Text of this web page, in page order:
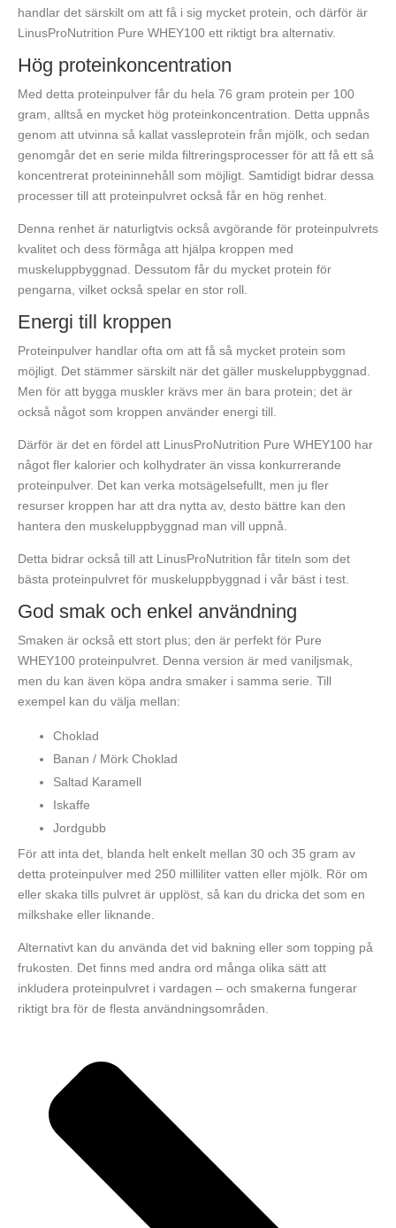
handlar det särskilt om att få i sig mycket protein, och därför är
LinusProNutrition Pure WHEY100 ett riktigt bra alternativ.
Hög proteinkoncentration
Med detta proteinpulver får du hela 76 gram protein per 100
gram, alltså en mycket hög proteinkoncentration. Detta uppnås
genom att utvinna så kallat vassleprotein från mjölk, och sedan
genomgår det en serie milda filtreringsprocesser för att få ett så
koncentrerat proteininnehåll som möjligt. Samtidigt bidrar dessa
processer till att proteinpulvret också får en hög renhet.
Denna renhet är naturligtvis också avgörande för proteinpulvrets
kvalitet och dess förmåga att hjälpa kroppen med
muskeluppbyggnad. Dessutom får du mycket protein för
pengarna, vilket också spelar en stor roll.
Energi till kroppen
Proteinpulver handlar ofta om att få så mycket protein som
möjligt. Det stämmer särskilt när det gäller muskeluppbyggnad.
Men för att bygga muskler krävs mer än bara protein; det är
också något som kroppen använder energi till.
Därför är det en fördel att LinusProNutrition Pure WHEY100 har
något fler kalorier och kolhydrater än vissa konkurrerande
proteinpulver. Det kan verka motsägelsefullt, men ju fler
resurser kroppen har att dra nytta av, desto bättre kan den
hantera den muskeluppbyggnad man vill uppnå.
Detta bidrar också till att LinusProNutrition får titeln som det
bästa proteinpulvret för muskeluppbyggnad i vår bäst i test.
God smak och enkel användning
Smaken är också ett stort plus; den är perfekt för Pure
WHEY100 proteinpulvret. Denna version är med vaniljsmak,
men du kan även köpa andra smaker i samma serie. Till
exempel kan du välja mellan:
Choklad
Banan / Mörk Choklad
Saltad Karamell
Iskaffe
Jordgubb
För att inta det, blanda helt enkelt mellan 30 och 35 gram av
detta proteinpulver med 250 milliliter vatten eller mjölk. Rör om
eller skaka tills pulvret är upplöst, så kan du dricka det som en
milkshake eller liknande.
Alternativt kan du använda det vid bakning eller som topping på
frukosten. Det finns med andra ord många olika sätt att
inkludera proteinpulvret i vardagen – och smakerna fungerar
riktigt bra för de flesta användningsområden.